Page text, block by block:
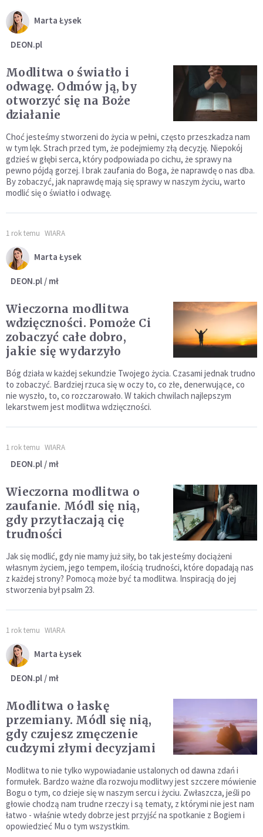
Marta Łysek
DEON.pl
Modlitwa o światło i
odwagę. Odmów ją, by
otworzyć się na Boże
działanie
Choć jesteśmy stworzeni do życia w pełni, często przeszkadza nam
w tym lęk. Strach przed tym, że podejmiemy złą decyzję. Niepokój
gdzieś w głębi serca, który podpowiada po cichu, że sprawy na
pewno pójdą gorzej. I brak zaufania do Boga, że naprawdę o nas dba.
By zobaczyć, jak naprawdę mają się sprawy w naszym życiu, warto
modlić się o światło i odwagę.
1 rok temu WIARA
Marta Łysek
DEON.pl / mł
Wieczorna modlitwa
wdzięczności. Pomoże Ci
zobaczyć całe dobro,
jakie się wydarzyło
Bóg działa w każdej sekundzie Twojego życia. Czasami jednak trudno
to zobaczyć. Bardziej rzuca się w oczy to, co złe, denerwujące, co
nie wyszło, to, co rozczarowało. W takich chwilach najlepszym
lekarstwem jest modlitwa wdzięczności.
1 rok temu WIARA
DEON.pl / mł
Wieczorna modlitwa o
zaufanie. Módl się nią,
gdy przytłaczają cię
trudności
Jak się modlić, gdy nie mamy już siły, bo tak jesteśmy dociążeni
własnym życiem, jego tempem, ilością trudności, które dopadają nas
z każdej strony? Pomocą może być ta modlitwa. Inspiracją do jej
stworzenia był psalm 23.
1 rok temu WIARA
Marta Łysek
DEON.pl / mł
Modlitwa o łaskę
przemiany. Módl się nią,
gdy czujesz zmęczenie
cudzymi złymi decyzjami
Modlitwa to nie tylko wypowiadanie ustalonych od dawna zdań i
formułek. Bardzo ważne dla rozwoju modlitwy jest szczere mówienie
Bogu o tym, co dzieje się w naszym sercu i życiu. Zwłaszcza, jeśli po
głowie chodzą nam trudne rzeczy i są tematy, z którymi nie jest nam
łatwo - właśnie wtedy dobrze jest przyjść na spotkanie z Bogiem i
opowiedzieć Mu o tym wszystkim.